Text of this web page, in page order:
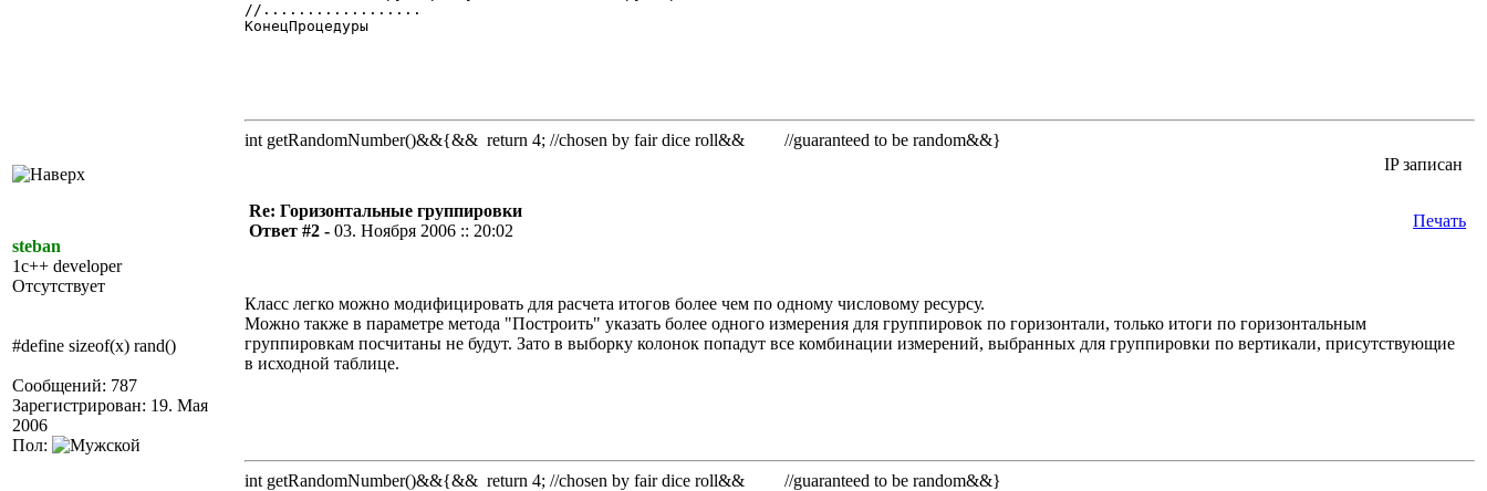
//..................
КонецПроцедуры
int getRandomNumber()&&{&& return 4; //chosen by fair dice roll&& //guaranteed to be random&&}
IP записан
steban
1c++ developer
Отсутствует
#define sizeof(x) rand()
Сообщений: 787
Зарегистрирован: 19. Мая
2006
Пол:
Re: Горизонтальные группировки
Ответ #2 - 03. Ноября 2006 :: 20:02
Печать
Класс легко можно модифицировать для расчета итогов более чем по одному числовому ресурсу.
Можно также в параметре метода "Построить" указать более одного измерения для группировок по горизонтали, только итоги по горизонтальным
группировкам посчитаны не будут. Зато в выборку колонок попадут все комбинации измерений, выбранных для группировки по вертикали, присутствующие
в исходной таблице.
int getRandomNumber()&&{&& return 4; //chosen by fair dice roll&& //guaranteed to be random&&}